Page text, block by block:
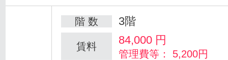
階 数 3階
賃料 84,000 円
管理費等： 5,200円